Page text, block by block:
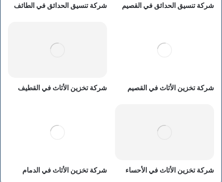
شركة تنسيق الحدائق في القصيم شركة تنسيق الحدائق في الطائف
شركة تخزين الأثاث في القصيم شركة تخزين الأثاث في القطيف
شركة تخزين الأثاث في الأحساء شركة تخزين الأثاث في الدمام